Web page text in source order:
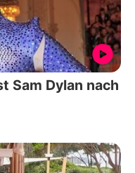
Sam Dylan nach